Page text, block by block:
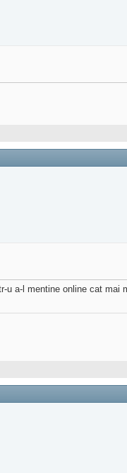
u a-l mentine online cat mai